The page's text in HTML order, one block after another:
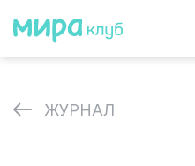
ЖУРНАЛ